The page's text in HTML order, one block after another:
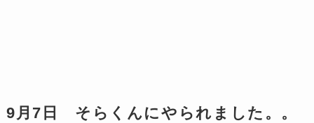
9月7日 そらくんにやられました。。